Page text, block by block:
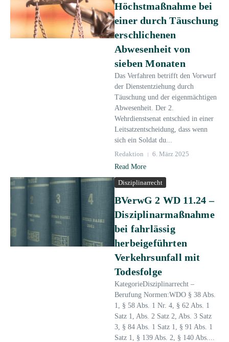
Höchstmaßnahme bei
einer durch Täuschung
erschlichenen
Abwesenheit von
sieben Monaten
Das Verfahren betrifft den Vorwurf
der Dienstentziehung durch
Täuschung und der eigenmächtigen
Abwesenheit. Der 2.
Wehrdienstsenat entschied in einer
Leitsatzentscheidung, dass wenn
sich ein Soldat du...
Redaktion
6. März 2025
Read More
Disziplinarrecht
BVerwG 2 WD 11.24 –
Disziplinarmaßnahme
bei fahrlässig
herbeigeführten
Verkehrsunfall mit
Todesfolge
KategorieDisziplinarrecht –
Berufung Normen:WDO § 38 Abs.
1, § 58 Abs. 1 Nr. 4, § 62 Abs. 1
Satz 1, Abs. 2 Satz 2, Abs. 3 Satz
3, § 84 Abs. 1 Satz 1, § 91 Abs. 1
Satz 1, § 139 Abs. 2, § 140 Abs....